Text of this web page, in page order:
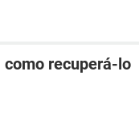
como recuperá-lo